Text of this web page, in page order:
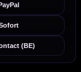
(BE)